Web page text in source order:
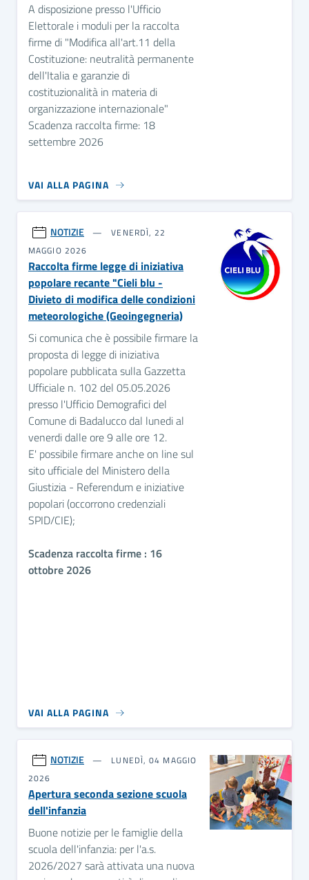
A disposizione presso l'Ufficio
Elettorale i moduli per la raccolta
firme di "Modifica all'art.11 della
Costituzione: neutralità permanente
dell'Italia e garanzie di
costituzionalità in materia di
organizzazione internazionale"
Scadenza raccolta firme: 18
settembre 2026
VAI ALLA PAGINA
NOTIZIE
VENERDÌ, 22
MAGGIO 2026
Raccolta firme legge di iniziativa
popolare recante "Cieli blu -
Divieto di modifica delle condizioni
meteorologiche (Geoingegneria)
Si comunica che è possibile firmare la
proposta di legge di iniziativa
popolare pubblicata sulla Gazzetta
Ufficiale n. 102 del 05.05.2026
presso l'Ufficio Demografici del
Comune di Badalucco dal lunedi al
venerdi dalle ore 9 alle ore 12.
E' possibile firmare anche on line sul
sito ufficiale del Ministero della
Giustizia - Referendum e iniziative
popolari (occorrono credenziali
SPID/CIE);
Scadenza raccolta firme : 16
ottobre 2026
VAI ALLA PAGINA
NOTIZIE
LUNEDÌ, 04 MAGGIO
2026
Apertura seconda sezione scuola
dell'infanzia
Buone notizie per le famiglie della
scuola dell'infanzia: per l'a.s.
2026/2027 sarà attivata una nuova